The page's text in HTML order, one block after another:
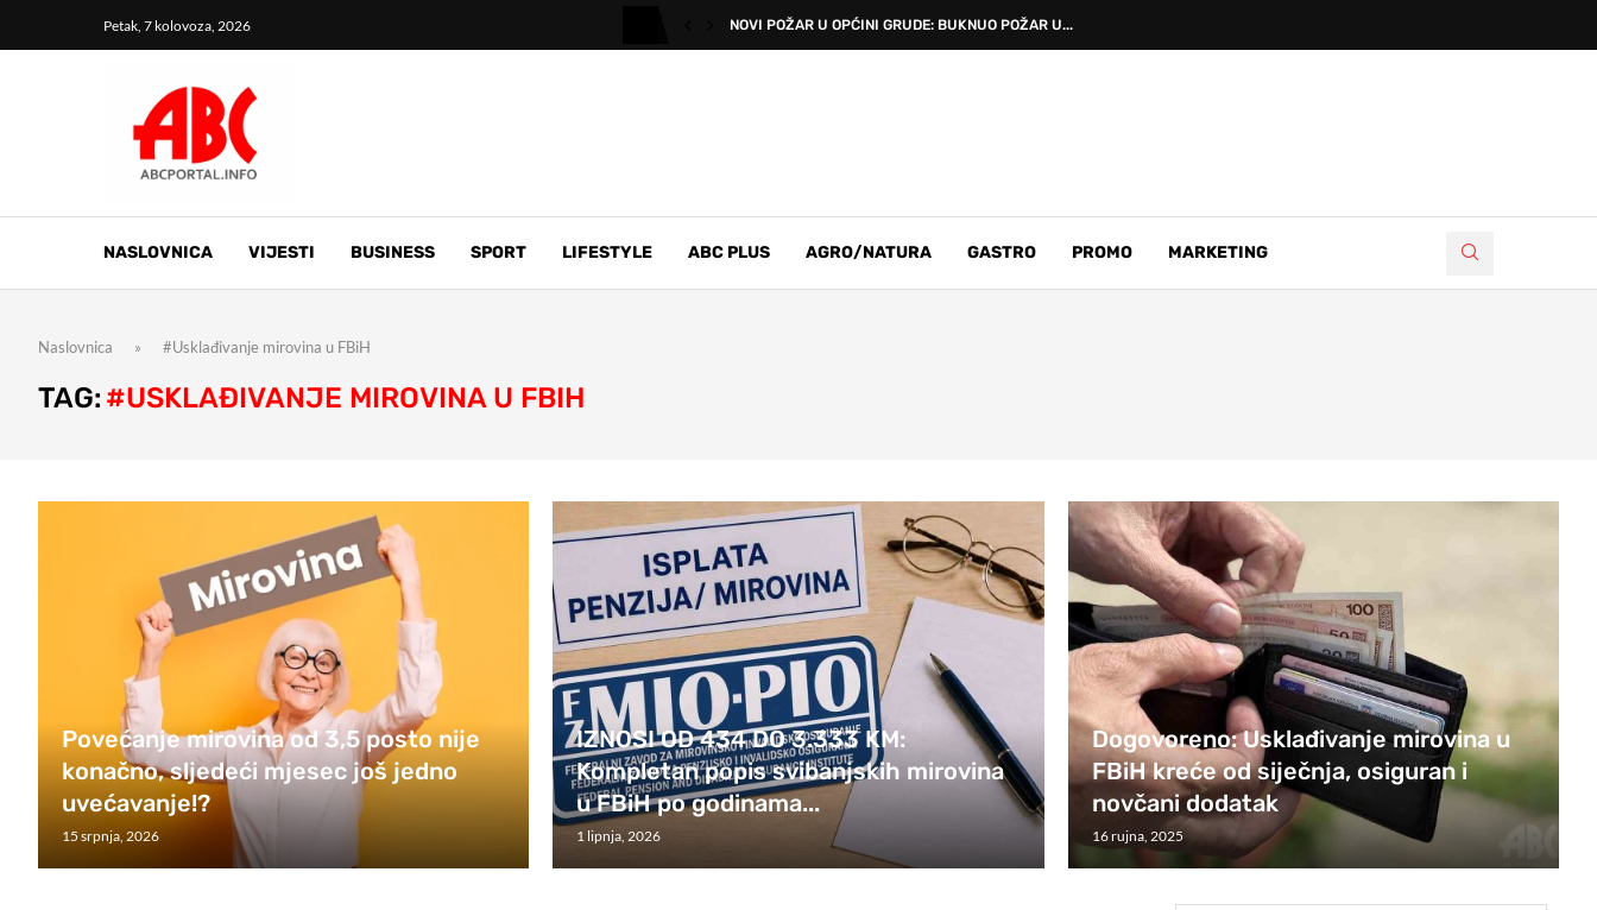
Petak, 7 kolovoza, 2026 NOVI POŽAR U OPĆINI GRUDE: BUKNUO POŽAR U...
NASLOVNICA VIJESTI BUSINESS SPORT LIFESTYLE ABC PLUS AGRO/NATURA GASTRO PROMO MARKETING
Naslovnica » #Usklađivanje mirovina u FBiH
TAG: #USKLAĐIVANJE MIROVINA U FBIH
Povećanje mirovina od 3,5 posto nije
konačno, sljedeći mjesec još jedno
uvećavanje!?
15 srpnja, 2026
IZNOSI OD 434 DO 3.333 KM:
Kompletan popis svibanjskih mirovina
u FBiH po godinama...
1 lipnja, 2026
Dogovoreno: Usklađivanje mirovina u
FBiH kreće od siječnja, osiguran i
novčani dodatak
16 rujna, 2025